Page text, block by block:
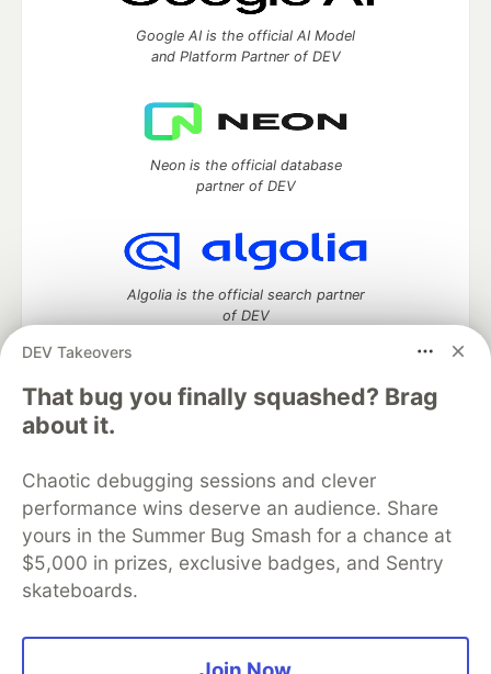
DEV Takeovers
That bug you finally squashed? Brag
about it.
Chaotic debugging sessions and clever
performance wins deserve an audience. Share
yours in the Summer Bug Smash for a chance at
$5,000 in prizes, exclusive badges, and Sentry
skateboards.
Google AI is the official AI Model
and Platform Partner of DEV
Neon is the official database
partner of DEV
Algolia is the official search partner
of DEV
DEV Community
DEV Education Tracks
DEV Help
Advertise on DEV
Organization Accounts
DEV Showcase About
Contact
Free Postgres Database
DEV Shop
MLH
Code of Conduct
Privacy Policy
Terms of Use
Built on
Forem software that powers
DEV
and other inclusive communities.